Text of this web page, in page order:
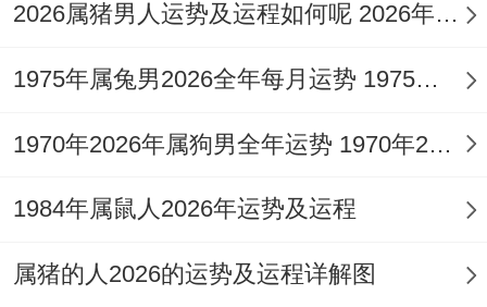
在火旺之年凝聚智慧，收敛心性，将充沛精
力导向学业与事业的精准突破，化解火局过
（未月）出生者：
此三月为夏季生人命局自身火土已然不弱。
2026属猪男人运势及运程如何呢 2026年属猪人的全年运势男性
1975年属兔男2026全年每月运势 1975年属兔男2026年运势及运程
1970年2026年属狗男全年运势 1970年2026年多少岁
1984年属鼠人2026年运势及运程
属猪的人2026的运势及运程详解图